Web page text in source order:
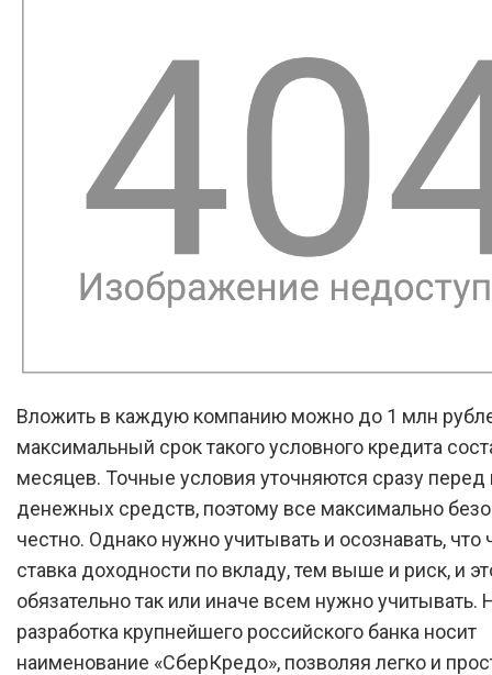
Вложить в каждую компанию можно до 1 млн
максимальный срок такого условного кредита
месяцев. Точные условия уточняются сразу
денежных средств, поэтому все максимально
честно. Однако нужно учитывать и осознавать,
ставка доходности по вкладу, тем выше и риск, и
обязательно так или иначе всем нужно учитывать.
разработка крупнейшего российского банка носит
наименование «СберКредо», позволяя легко и